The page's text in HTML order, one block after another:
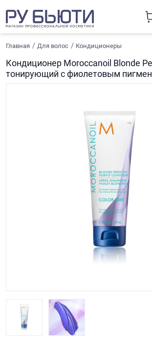
Главная Для волос Кондиционеры
Кондиционер Moroccanoil Blonde
тонирующий с фиолетовым